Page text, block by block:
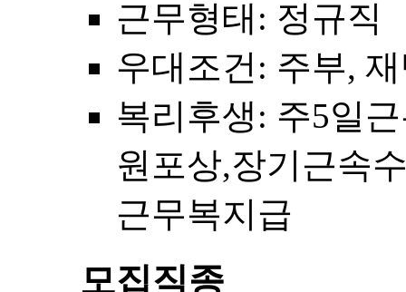
근무형태: 정규직
우대조건 : 주부,
복리후생: 주5일
원포상,장기근속
근무복지급
모집직종